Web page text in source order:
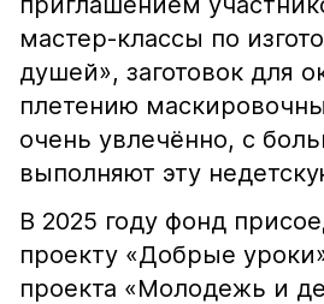
мастер-классы по
душей», заготовок для
плетению
очень увлечённо, с
выполняют эту
В 2025 году фонд
проекту «Добрые
проекта «Молодежь и